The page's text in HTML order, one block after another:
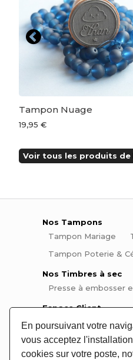
En poursuivant votre
vous acceptez
cookies sur votre poste,
Tampon Nuage
19,95 €
Voir tous les produits de
Nos Tampons
Tampon Mariage
Tampon Poterie &
Nos Timbres à sec
Presse à embosser
Espace Client
Mon compte
Mes
Informations
Aide et questions